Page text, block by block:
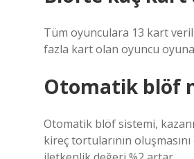
Tüm oyunculara 13 kart
fazla kart olan oyuncu
Otomatik blöf
Otomatik blöf sistemi,
kireç tortularının